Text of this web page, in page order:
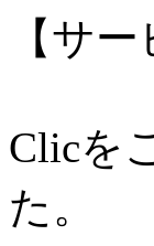
【サ
Clicを
た。